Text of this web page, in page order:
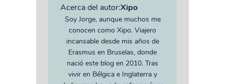
Acerca del autor:Xipo
Soy Jorge, aunque muchos me
conocen como Xipo. Viajero
incansable desde mis años de
Erasmus en Bruselas, donde
nació este blog en 2010. Tras
vivir en Bélgica e Inglaterra y